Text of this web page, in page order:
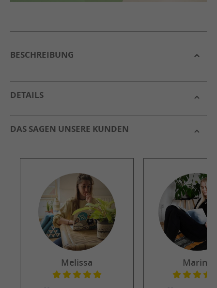
BESCHREIBUNG
DETAILS
DAS SAGEN UNSERE KUNDEN
Marina
Melissa